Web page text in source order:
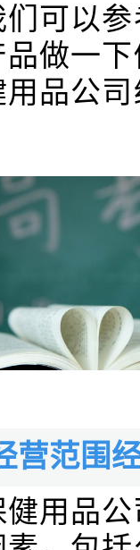
可以
做一
品公
营范围
用品